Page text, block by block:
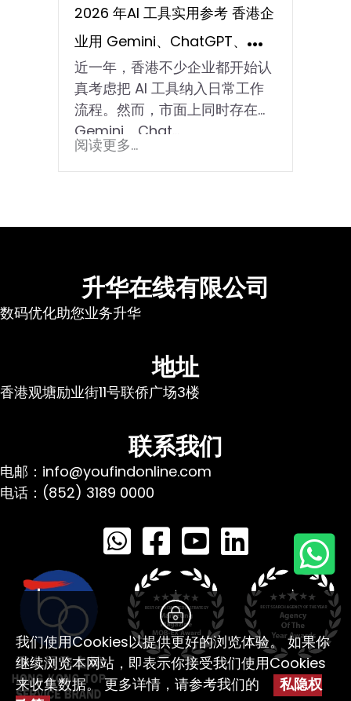
2026 年AI 工具实用参考 香港企
业用 Gemini、ChatGPT、
Perplexity 前必读
近一年，香港不少企业都开始认
真考虑把 AI 工具纳入日常工作
流程。然而，市面上同时存在
Gemini、Chat…
阅读更多...
升华在线有限公司
数码优化助您业务升华
地址
香港观塘励业街11号联侨广场3楼
联系我们
电邮：info@youfindonline.com
电话：(852) 3189 0000
我们使用Cookies以提供更好的浏览体验。 如果你
继续浏览本网站，即表示你接受我们使用Cookies
来收集数据。 更多详情，请参考我们的
私隐权